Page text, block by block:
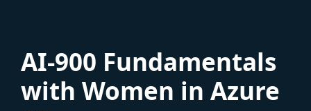
AI-900 Fundamentals
with Women in Azure